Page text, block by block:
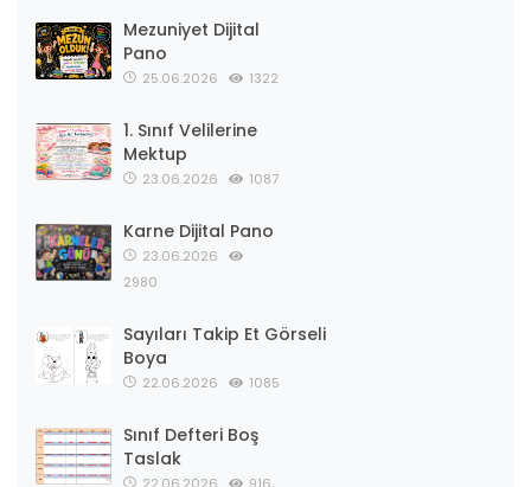
Mezuniyet Dijital
Pano
25.06.2026 1322
1. Sınıf Velilerine
Mektup
23.06.2026 1087
Karne Dijital Pano
23.06.2026
2980
Sayıları Takip Et Görseli
Boya
22.06.2026 1085
Sınıf Defteri Boş
Taslak